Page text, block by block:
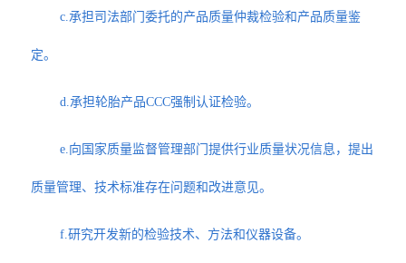
c.承担司法部门委托的产品质量仲裁检验和产品质量鉴
定。
d.承担轮胎产品CCC强制认证检验。
e.向国家质量监督管理部门提供行业质量状况信息，提出
质量管理、技术标准存在问题和改进意见。
f.研究开发新的检验技术、方法和仪器设备。